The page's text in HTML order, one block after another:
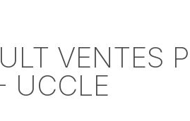
VENTES
UCCLE